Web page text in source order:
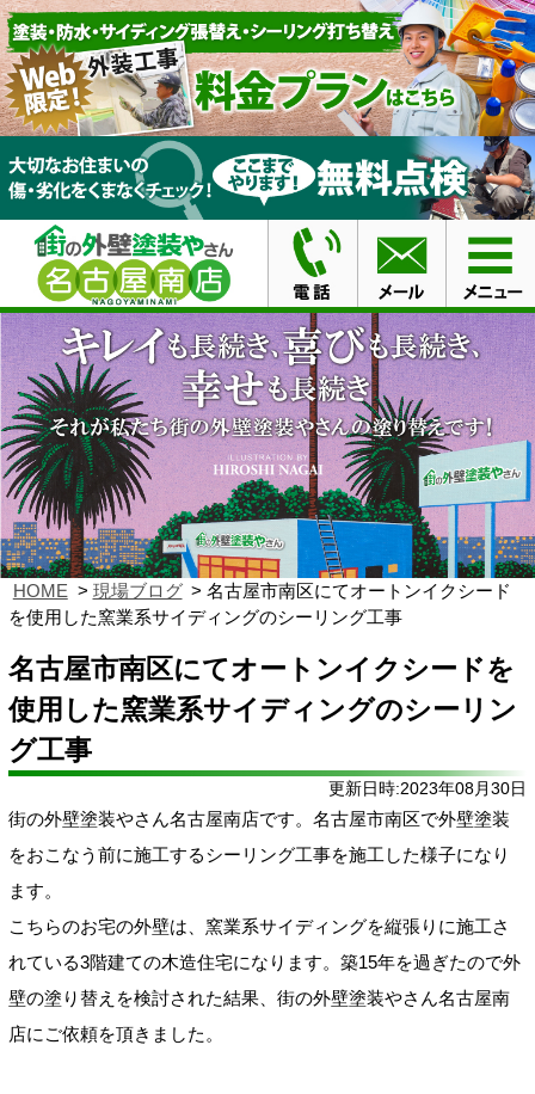
HOME 現場ブログ
名古屋市南区にてオートンイクシード
を使用した窯業系サイディングのシーリング工事
名古屋市南区にてオートンイクシードを
使用した窯業系サイディングのシーリン
グ工事
更新日時:2023年08月30日
街の外壁塗装やさん名古屋南店です。名古屋市南区で外壁塗装
をおこなう前に施工するシーリング工事を施工した様子になり
ます。
こちらのお宅の外壁は、窯業系サイディングを縦張りに施工さ
れている3階建ての木造住宅になります。築15年を過ぎたので外
壁の塗り替えを検討された結果、街の外壁塗装やさん名古屋南
店にご依頼を頂きました。